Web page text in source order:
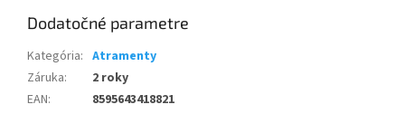
Dodatočné parametre
Kategória: Atramenty
Záruka:
2 roky
EAN: 8595643418821